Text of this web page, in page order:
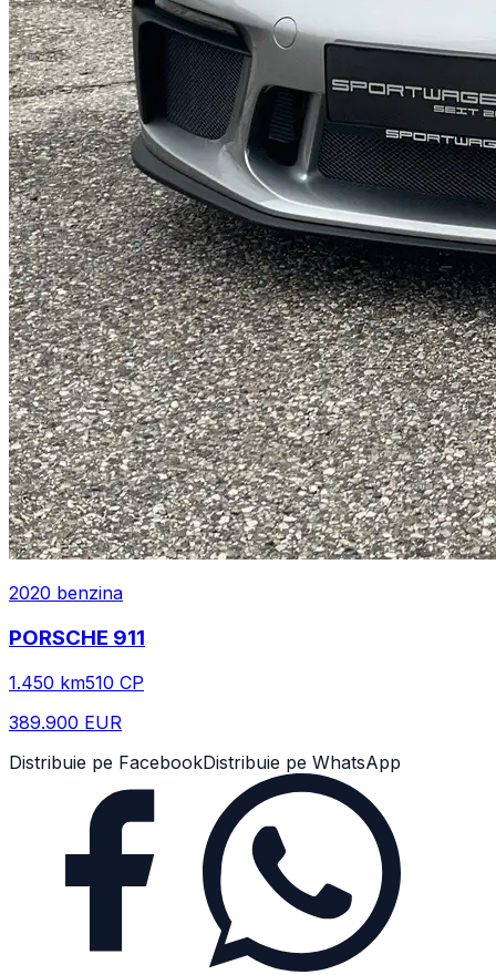
2020 benzina
PORSCHE 911
1.450 km510 CP
389.900 EUR
Distribuie pe FacebookDistribuie pe WhatsApp